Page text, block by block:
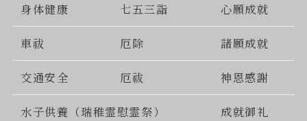
身体健康 七五三詣 心願成就
車祓 厄除 諸願成就
交通安全 厄祓 神恩感謝
水子供養（瑞稚霊慰霊祭） 成就御礼